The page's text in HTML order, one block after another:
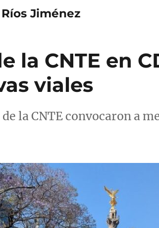
Jiménez
la CNTE en
viales
la CNTE convocaron a